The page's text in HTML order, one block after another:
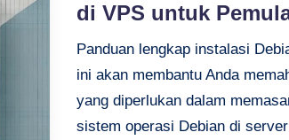
di VPS untuk
Panduan lengkap instalasi
ini akan membantu Anda
yang diperlukan dalam
sistem operasi Debian di